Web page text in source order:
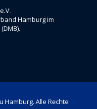
Hamburg im
Hamburg. Alle Rechte